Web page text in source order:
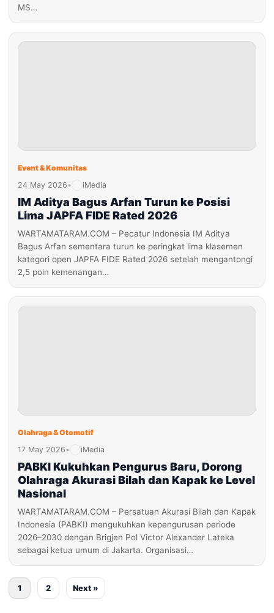
MS…
Event & Komunitas
24 May 2026• iMedia
IM Aditya Bagus Arfan Turun ke Posisi
Lima JAPFA FIDE Rated 2026
WARTAMATARAM.COM – Pecatur Indonesia IM Aditya
Bagus Arfan sementara turun ke peringkat lima klasemen
kategori open JAPFA FIDE Rated 2026 setelah mengantongi
2,5 poin kemenangan…
Olahraga & Otomotif
17 May 2026• iMedia
PABKI Kukuhkan Pengurus Baru, Dorong
Olahraga Akurasi Bilah dan Kapak ke Level
Nasional
WARTAMATARAM.COM – Persatuan Akurasi Bilah dan Kapak
Indonesia (PABKI) mengukuhkan kepengurusan periode
2026–2030 dengan Brigjen Pol Victor Alexander Lateka
sebagai ketua umum di Jakarta. Organisasi…
1 2 Next »